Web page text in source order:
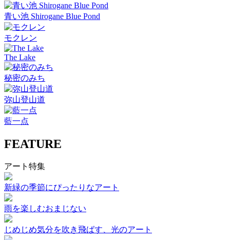
青い池 Shirogane Blue Pond
モクレン
The Lake
秘密のみち
弥山登山道
藍一点
FEATURE
アート特集
新緑の季節にぴったりなアート
雨を楽しむおまじない
じめじめ気分を吹き飛ばす、光のアート